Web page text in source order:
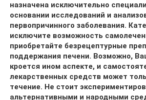
назначена исключительно
основании исследований и
первопричинного заболевания.
исключите возможность
приобретайте безрецептурные
поддержания печени. Возможно,
кроется ином аспекте, и
лекарственных средств может
течение. Не стоит
альтернативными и народными